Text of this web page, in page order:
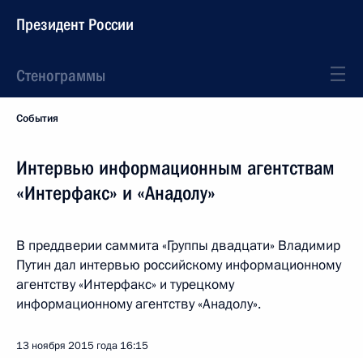
Президент России
Стенограммы
События
Интервью информационным агентствам
«Интерфакс» и «Анадолу»
В преддверии саммита «Группы двадцати» Владимир
Путин дал интервью российскому информационному
агентству «Интерфакс» и турецкому
информационному агентству «Анадолу».
13 ноября 2015 года 16:15